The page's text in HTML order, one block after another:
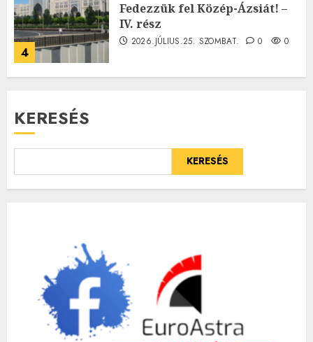
4
Fedezzük fel Közép-Ázsiát! –
IV. rész
2026.JÚLIUS.25. SZOMBAT. 0 0
KERESÉS
KERESÉS